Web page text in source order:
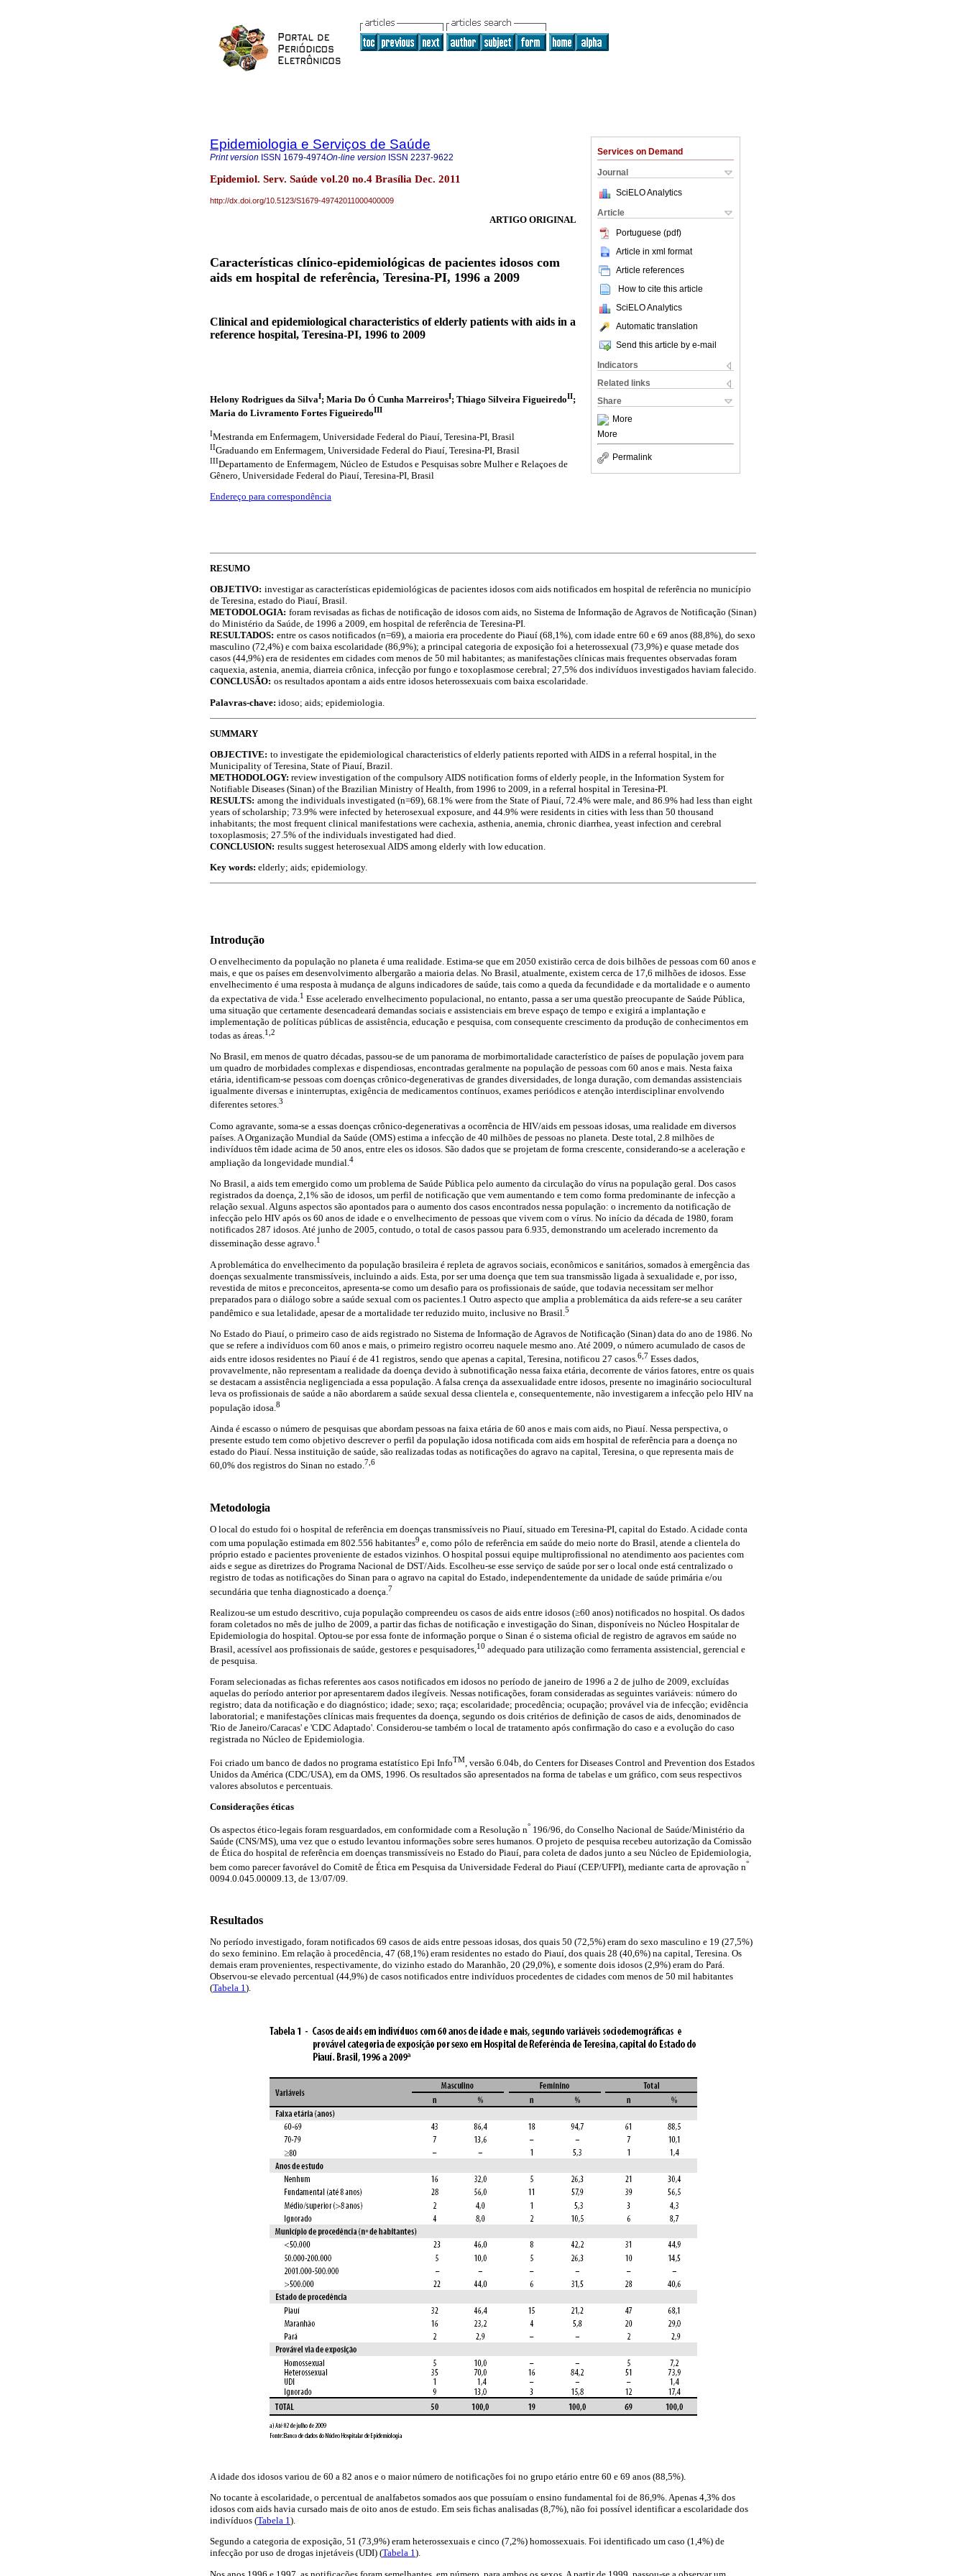
Services on Demand
Journal
SciELO Analytics
Article
Portuguese (pdf)
Article in xml format
Article references
How to cite this article
SciELO Analytics
Automatic translation
Send this article by e-mail
Indicators
Related links
Share
More
More
Permalink
Epidemiologia e Serviços de Saúde
Print version ISSN 1679-4974On-line version ISSN 2237-9622
Epidemiol. Serv. Saúde vol.20 no.4 Brasília Dec. 2011
http://dx.doi.org/10.5123/S1679-49742011000400009
ARTIGO ORIGINAL
Características clínico-epidemiológicas de pacientes idosos com
aids em hospital de referência, Teresina-PI, 1996 a 2009
Clinical and epidemiological characteristics of elderly patients with aids in a
reference hospital, Teresina-PI, 1996 to 2009
Helony Rodrigues da SilvaI; Maria Do Ó Cunha MarreirosI; Thiago Silveira FigueiredoII;
Maria do Livramento Fortes FigueiredoIII
IMestranda em Enfermagem, Universidade Federal do Piauí, Teresina-PI, Brasil
IIGraduando em Enfermagem, Universidade Federal do Piauí, Teresina-PI, Brasil
IIIDepartamento de Enfermagem, Núcleo de Estudos e Pesquisas sobre Mulher e Relaçoes de
Gênero, Universidade Federal do Piauí, Teresina-PI, Brasil
Endereço para correspondência
RESUMO
OBJETIVO: investigar as características epidemiológicas de pacientes idosos com aids notificados em hospital de referência no município
de Teresina, estado do Piauí, Brasil.
METODOLOGIA: foram revisadas as fichas de notificação de idosos com aids, no Sistema de Informação de Agravos de Notificação (Sinan)
do Ministério da Saúde, de 1996 a 2009, em hospital de referência de Teresina-PI.
RESULTADOS: entre os casos notificados (n=69), a maioria era procedente do Piauí (68,1%), com idade entre 60 e 69 anos (88,8%), do sexo
masculino (72,4%) e com baixa escolaridade (86,9%); a principal categoria de exposição foi a heterossexual (73,9%) e quase metade dos
casos (44,9%) era de residentes em cidades com menos de 50 mil habitantes; as manifestações clínicas mais frequentes observadas foram
caquexia, astenia, anemia, diarreia crônica, infecção por fungo e toxoplasmose cerebral; 27,5% dos indivíduos investigados haviam falecido.
CONCLUSÃO: os resultados apontam a aids entre idosos heterossexuais com baixa escolaridade.
Palavras-chave: idoso; aids; epidemiologia.
SUMMARY
OBJECTIVE: to investigate the epidemiological characteristics of elderly patients reported with AIDS in a referral hospital, in the
Municipality of Teresina, State of Piauí, Brazil.
METHODOLOGY: review investigation of the compulsory AIDS notification forms of elderly people, in the Information System for
Notifiable Diseases (Sinan) of the Brazilian Ministry of Health, from 1996 to 2009, in a referral hospital in Teresina-PI.
RESULTS: among the individuals investigated (n=69), 68.1% were from the State of Piauí, 72.4% were male, and 86.9% had less than eight
years of scholarship; 73.9% were infected by heterosexual exposure, and 44.9% were residents in cities with less than 50 thousand
inhabitants; the most frequent clinical manifestations were cachexia, asthenia, anemia, chronic diarrhea, yeast infection and cerebral
toxoplasmosis; 27.5% of the individuals investigated had died.
CONCLUSION: results suggest heterosexual AIDS among elderly with low education.
Key words: elderly; aids; epidemiology.
Introdução
O envelhecimento da população no planeta é uma realidade. Estima-se que em 2050 existirão cerca de dois bilhões de pessoas com 60 anos e
mais, e que os países em desenvolvimento albergarão a maioria delas. No Brasil, atualmente, existem cerca de 17,6 milhões de idosos. Esse
envelhecimento é uma resposta à mudança de alguns indicadores de saúde, tais como a queda da fecundidade e da mortalidade e o aumento
da expectativa de vida. 1 Esse acelerado envelhecimento populacional, no entanto, passa a ser uma questão preocupante de Saúde Pública,
uma situação que certamente desencadeará demandas sociais e assistenciais em breve espaço de tempo e exigirá a implantação e
implementação de políticas públicas de assistência, educação e pesquisa, com consequente crescimento da produção de conhecimentos em
todas as áreas. 1,2
No Brasil, em menos de quatro décadas, passou-se de um panorama de morbimortalidade característico de países de população jovem para
um quadro de morbidades complexas e dispendiosas, encontradas geralmente na população de pessoas com 60 anos e mais. Nesta faixa
etária, identificam-se pessoas com doenças crônico-degenerativas de grandes diversidades, de longa duração, com demandas assistenciais
igualmente diversas e ininterruptas, exigência de medicamentos contínuos, exames periódicos e atenção interdisciplinar envolvendo
diferentes setores.3
Como agravante, soma-se a essas doenças crônico-degenerativas a ocorrência de HIV/aids em pessoas idosas, uma realidade em diversos
países. A Organização Mundial da Saúde (OMS) estima a infecção de 40 milhões de pessoas no planeta. Deste total, 2.8 milhões de
indivíduos têm idade acima de 50 anos, entre eles os idosos. São dados que se projetam de forma crescente, considerando-se a aceleração e
ampliação da longevidade mundial. 4
No Brasil, a aids tem emergido como um problema de Saúde Pública pelo aumento da circulação do vírus na população geral. Dos casos
registrados da doença, 2,1% são de idosos, um perfil de notificação que vem aumentando e tem como forma predominante de infecção a
relação sexual. Alguns aspectos são apontados para o aumento dos casos encontrados nessa população: o incremento da notificação de
infecção pelo HIV após os 60 anos de idade e o envelhecimento de pessoas que vivem com o vírus. No início da década de 1980, foram
notificados 287 idosos. Até junho de 2005, contudo, o total de casos passou para 6.935, demonstrando um acelerado incremento da
disseminação desse agravo.1
A problemática do envelhecimento da população brasileira é repleta de agravos sociais, econômicos e sanitários, somados à emergência das
doenças sexualmente transmissíveis, incluindo a aids. Esta, por ser uma doença que tem sua transmissão ligada à sexualidade e, por isso,
revestida de mitos e preconceitos, apresenta-se como um desafio para os profissionais de saúde, que todavia necessitam ser melhor
preparados para o diálogo sobre a saúde sexual com os pacientes.1 Outro aspecto que amplia a problemática da aids refere-se a seu caráter
pandêmico e sua letalidade, apesar de a mortalidade ter reduzido muito, inclusive no Brasil. 5
No Estado do Piauí, o primeiro caso de aids registrado no Sistema de Informação de Agravos de Notificação (Sinan) data do ano de 1986. No
que se refere a indivíduos com 60 anos e mais, o primeiro registro ocorreu naquele mesmo ano. Até 2009, o número acumulado de casos de
aids entre idosos residentes no Piauí é de 41 registros, sendo que apenas a capital, Teresina, notificou 27 casos.6,7 Esses dados,
provavelmente, não representam a realidade da doença devido à subnotificação nessa faixa etária, decorrente de vários fatores, entre os quais
se destacam a assistência negligenciada a essa população. A falsa crença da assexualidade entre idosos, presente no imaginário sociocultural
leva os profissionais de saúde a não abordarem a saúde sexual dessa clientela e, consequentemente, não investigarem a infecção pelo HIV na
população idosa. 8
Ainda é escasso o número de pesquisas que abordam pessoas na faixa etária de 60 anos e mais com aids, no Piauí. Nessa perspectiva, o
presente estudo tem como objetivo descrever o perfil da população idosa notificada com aids em hospital de referência para a doença no
estado do Piauí. Nessa instituição de saúde, são realizadas todas as notificações do agravo na capital, Teresina, o que representa mais de
60,0% dos registros do Sinan no estado.7,6
Metodologia
O local do estudo foi o hospital de referência em doenças transmissíveis no Piauí, situado em Teresina-PI, capital do Estado. A cidade conta
com uma população estimada em 802.556 habitantes9 e, como pólo de referência em saúde do meio norte do Brasil, atende a clientela do
próprio estado e pacientes proveniente de estados vizinhos. O hospital possui equipe multiprofissional no atendimento aos pacientes com
aids e segue as diretrizes do Programa Nacional de DST/Aids. Escolheu-se esse serviço de saúde por ser o local onde está centralizado o
registro de todas as notificações do Sinan para o agravo na capital do Estado, independentemente da unidade de saúde primária e/ou
secundária que tenha diagnosticado a doença. 7
Realizou-se um estudo descritivo, cuja população compreendeu os casos de aids entre idosos (≥60 anos) notificados no hospital. Os dados
foram coletados no mês de julho de 2009, a partir das fichas de notificação e investigação do Sinan, disponíveis no Núcleo Hospitalar de
Epidemiologia do hospital. Optou-se por essa fonte de informação porque o Sinan é o sistema oficial de registro de agravos em saúde no
Brasil, acessível aos profissionais de saúde, gestores e pesquisadores,10 adequado para utilização como ferramenta assistencial, gerencial e
de pesquisa.
Foram selecionadas as fichas referentes aos casos notificados em idosos no período de janeiro de 1996 a 2 de julho de 2009, excluídas
aquelas do período anterior por apresentarem dados ilegíveis. Nessas notificações, foram consideradas as seguintes variáveis: número do
registro; data da notificação e do diagnóstico; idade; sexo; raça; escolaridade; procedência; ocupação; provável via de infecção; evidência
laboratorial; e manifestações clínicas mais frequentes da doença, segundo os dois critérios de definição de casos de aids, denominados de
'Rio de Janeiro/Caracas' e 'CDC Adaptado'. Considerou-se também o local de tratamento após confirmação do caso e a evolução do caso
registrada no Núcleo de Epidemiologia.
Foi criado um banco de dados no programa estatístico Epi InfoTM , versão 6.04b, do Centers for Diseases Control and Prevention dos Estados
Unidos da América (CDC/USA), em da OMS, 1996. Os resultados são apresentados na forma de tabelas e um gráfico, com seus respectivos
valores absolutos e percentuais.
Considerações éticas
Os aspectos ético-legais foram resguardados, em conformidade com a Resolução n° 196/96, do Conselho Nacional de Saúde/Ministério da
Saúde (CNS/MS), uma vez que o estudo levantou informações sobre seres humanos. O projeto de pesquisa recebeu autorização da Comissão
de Ética do hospital de referência em doenças transmissíveis no Estado do Piauí, para coleta de dados junto a seu Núcleo de Epidemiologia,
bem como parecer favorável do Comitê de Ética em Pesquisa da Universidade Federal do Piauí (CEP/UFPI), mediante carta de aprovação n°
0094.0.045.00009.13, de 13/07/09.
Resultados
No período investigado, foram notificados 69 casos de aids entre pessoas idosas, dos quais 50 (72,5%) eram do sexo masculino e 19 (27,5%)
do sexo feminino. Em relação à procedência, 47 (68,1%) eram residentes no estado do Piauí, dos quais 28 (40,6%) na capital, Teresina. Os
demais eram provenientes, respectivamente, do vizinho estado do Maranhão, 20 (29,0%), e somente dois idosos (2,9%) eram do Pará.
Observou-se elevado percentual (44,9%) de casos notificados entre indivíduos procedentes de cidades com menos de 50 mil habitantes
(Tabela 1).
A idade dos idosos variou de 60 a 82 anos e o maior número de notificações foi no grupo etário entre 60 e 69 anos (88,5%).
No tocante à escolaridade, o percentual de analfabetos somados aos que possuíam o ensino fundamental foi de 86,9%. Apenas 4,3% dos
idosos com aids havia cursado mais de oito anos de estudo. Em seis fichas analisadas (8,7%), não foi possível identificar a escolaridade dos
indivíduos (Tabela 1).
Segundo a categoria de exposição, 51 (73,9%) eram heterossexuais e cinco (7,2%) homossexuais. Foi identificado um caso (1,4%) de
infecção por uso de drogas injetáveis (UDI) (Tabela 1).